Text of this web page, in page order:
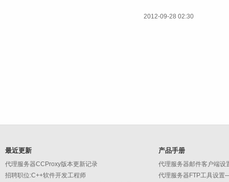
2012-09-28 02:30
最近更新
代理服务器CCProxy版本更新记录
招聘职位:C++软件开发工程师
产品手册